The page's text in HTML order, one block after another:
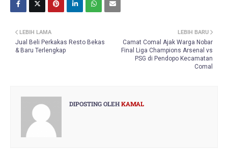
LEBIH BARU
Camat Comal Ajak Warga Nobar
Final Liga Champions Arsenal vs
PSG di Pendopo Kecamatan
Comal
LEBIH LAMA
Jual Beli Perkakas Resto Bekas
& Baru Terlengkap
DIPOSTING OLEHKAMAL